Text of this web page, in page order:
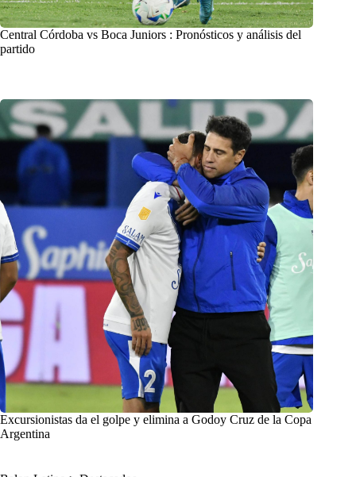
Central Córdoba vs Boca Juniors : Pronósticos y análisis del
partido
Excursionistas da el golpe y elimina a Godoy Cruz de la Copa
Argentina